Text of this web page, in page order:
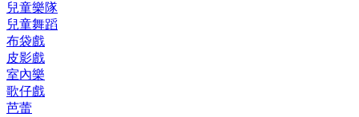
兒童樂隊
兒童舞蹈
布袋戲
皮影戲
室內樂
歌仔戲
芭蕾